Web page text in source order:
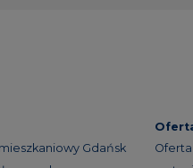
Gdańsk
Oferta